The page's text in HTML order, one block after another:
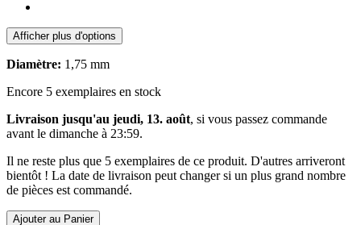
Afficher plus d'options
Diamètre: 1,75 mm
Encore 5 exemplaires en stock
Livraison jusqu'au jeudi, 13. août, si vous passez commande
avant le dimanche à 23:59.
Il ne reste plus que 5 exemplaires de ce produit. D'autres arriveront
bientôt ! La date de livraison peut changer si un plus grand nombre
de pièces est commandé.
Ajouter au Panier